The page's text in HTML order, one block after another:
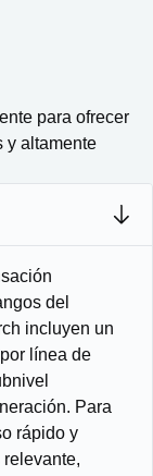
para ofrecer
y altamente
del
incluyen un
línea de
Para
rápido y